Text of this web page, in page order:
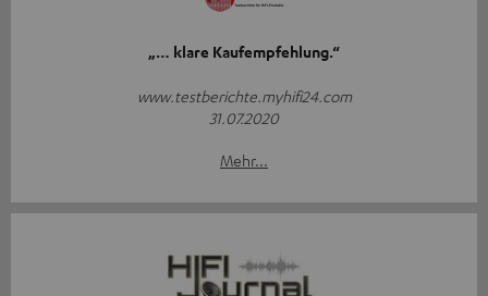
„… klare Kaufempfehlung.“
www.testberichte.myhifi24.com
31.07.2020
Mehr...